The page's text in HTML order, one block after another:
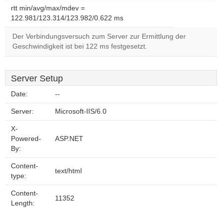
rtt min/avg/max/mdev =
122.981/123.314/123.982/0.622 ms
Der Verbindungsversuch zum Server zur Ermittlung der
Geschwindigkeit ist bei 122 ms festgesetzt.
Server Setup
Date: --
Server: Microsoft-IIS/6.0
X-
Powered-
By:
ASP.NET
Content-
type:
text/html
Content-
Length:
11352